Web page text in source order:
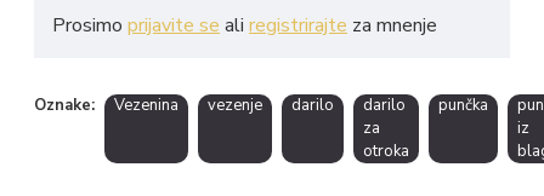
Prosimo prijavite se ali registrirajte za mnenje
Oznake: Vezenina vezenje darilo
darilo
za
otroka
punčka
iz